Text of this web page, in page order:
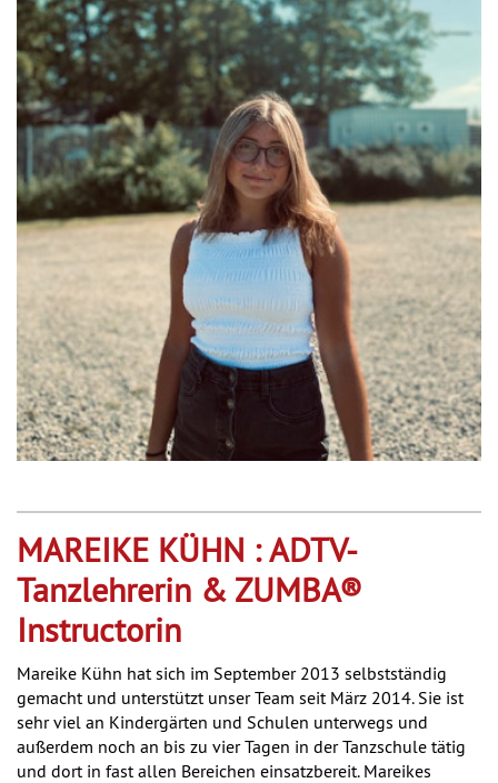
MAREIKE KÜHN : ADTV-
Tanzlehrerin & ZUMBA®
Instructorin
Mareike Kühn hat sich im September 2013 selbstständig
gemacht und unterstützt unser Team seit März 2014. Sie ist
sehr viel an Kindergärten und Schulen unterwegs und
außerdem noch an bis zu vier Tagen in der Tanzschule tätig
und dort in fast allen Bereichen einsatzbereit. Mareikes